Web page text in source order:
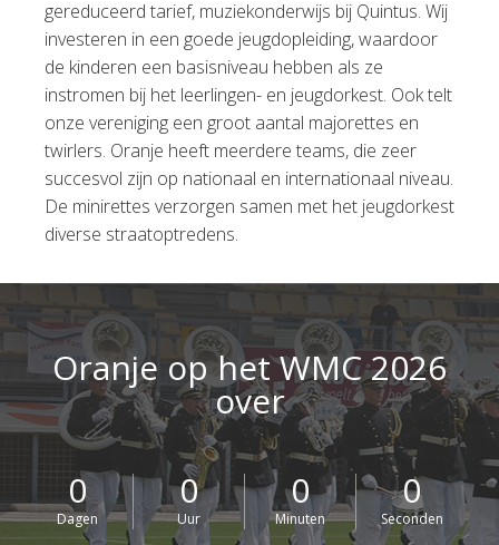
gereduceerd tarief, muziekonderwijs bij Quintus. Wij
investeren in een goede jeugdopleiding, waardoor
de kinderen een basisniveau hebben als ze
instromen bij het leerlingen- en jeugdorkest. Ook telt
onze vereniging een groot aantal majorettes en
twirlers. Oranje heeft meerdere teams, die zeer
succesvol zijn op nationaal en internationaal niveau.
De minirettes verzorgen samen met het jeugdorkest
diverse straatoptredens.
Oranje op het WMC 2026
over
0
Dagen
0
Uur
0
Minuten
0
Seconden